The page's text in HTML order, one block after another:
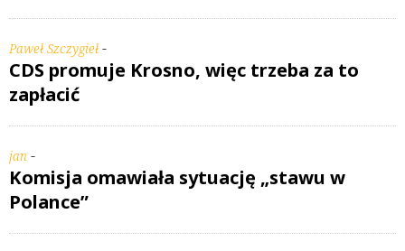
Paweł Szczygieł -
CDS promuje Krosno, więc trzeba za to
zapłacić
jan -
Komisja omawiała sytuację „stawu w
Polance”